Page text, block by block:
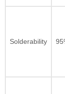
Solderability